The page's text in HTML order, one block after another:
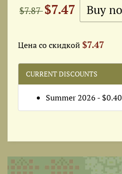
$7.87$7.47
Цена со скидкой $7.47
CURRENT DISCOUNTS
Summer 2026 - $0.40